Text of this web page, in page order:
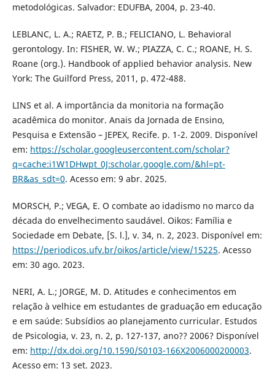
metodológicas. Salvador: EDUFBA, 2004, p. 23-40.
LEBLANC, L. A.; RAETZ, P. B.; FELICIANO, L. Behavioral
gerontology. In: FISHER, W. W.; PIAZZA, C. C.; ROANE, H. S.
Roane (org.). Handbook of applied behavior analysis. New
York: The Guilford Press, 2011, p. 472-488.
LINS et al. A importância da monitoria na formação
acadêmica do monitor. Anais da Jornada de Ensino,
Pesquisa e Extensão – JEPEX, Recife. p. 1-2. 2009. Disponível
em: https://scholar.googleusercontent.com/scholar?
q=cache:i1W1DHwpt_0J:scholar.google.com/&hl=pt-
BR&as_sdt=0. Acesso em: 9 abr. 2025.
MORSCH, P.; VEGA, E. O combate ao idadismo no marco da
década do envelhecimento saudável. Oikos: Família e
Sociedade em Debate, [S. l.], v. 34, n. 2, 2023. Disponível em:
https://periodicos.ufv.br/oikos/article/view/15225. Acesso
em: 30 ago. 2023.
NERI, A. L.; JORGE, M. D. Atitudes e conhecimentos em
relação à velhice em estudantes de graduação em educação
e em saúde: Subsídios ao planejamento curricular. Estudos
de Psicologia, v. 23, n. 2, p. 127-137, ano?? 2006? Disponível
em: http://dx.doi.org/10.1590/S0103-166X2006000200003.
Acesso em: 13 set. 2023.